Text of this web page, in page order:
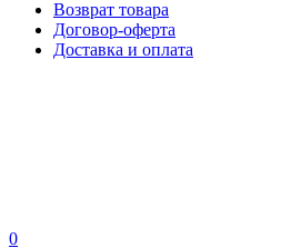
Возврат товара
Договор-оферта
Доставка и оплата
0